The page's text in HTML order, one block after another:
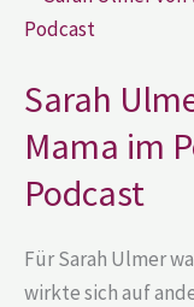
Sarah
Mama im
Podcast
Für Sarah Ulmer
wirkte sich auf
Ulmer
von
im
Potenzialfrei?!